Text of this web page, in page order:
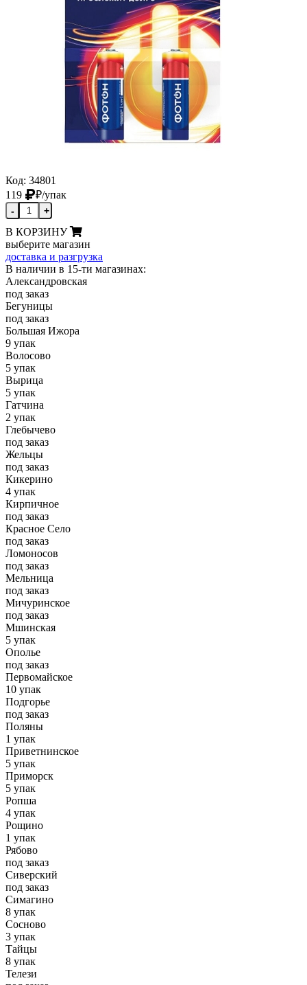
Код: 34801
119
₽/упак
- +
В КОРЗИНУ
выберите магазин
доставка и разгрузка
В наличии в 15-ти магазинах:
Александровская
под заказ
Бегуницы
под заказ
Большая Ижора
9 упак
Волосово
5 упак
Вырица
5 упак
Гатчина
2 упак
Глебычево
под заказ
Жельцы
под заказ
Кикерино
4 упак
Кирпичное
под заказ
Красное Село
под заказ
Ломоносов
под заказ
Мельница
под заказ
Мичуринское
под заказ
Мшинская
5 упак
Ополье
под заказ
Первомайское
10 упак
Подгорье
под заказ
Поляны
1 упак
Приветнинское
5 упак
Приморск
5 упак
Ропша
4 упак
Рощино
1 упак
Рябово
под заказ
Сиверский
под заказ
Симагино
8 упак
Сосново
3 упак
Тайцы
8 упак
Телези